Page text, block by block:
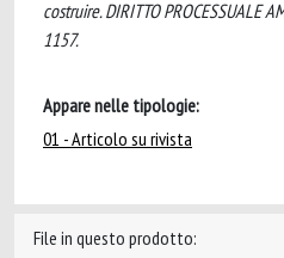
costruire. DIRITTO PROCESSUALE
1157.
Appare nelle tipologie:
01 - Articolo su rivista
File in questo prodotto: